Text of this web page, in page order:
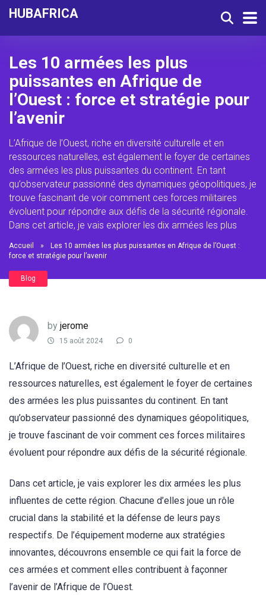
HUBAFRICA
Les 10 armées les plus
puissantes en Afrique de
l’Ouest : force et stratégie pour
l’avenir
L’Afrique de l’Ouest, riche en diversité culturelle et en
ressources naturelles, est également le foyer de certaines
des armées les plus puissantes du continent. En tant
qu’observateur passionné des dynamiques géopolitiques, je
trouve fascinant de voir comment ces forces militaires
évoluent pour répondre aux défis de la sécurité régionale.
Dans cet article, je vais explorer les dix armées les plus
Accueil »
Les 10 armées les plus puissantes en Afrique de l’Ouest :
force et stratégie pour l’avenir
Blog
by jerome
15 août 2024 0
L’Afrique de l’Ouest, riche en diversité culturelle et en
ressources naturelles, est également le foyer de certaines
des armées les plus puissantes du continent. En tant
qu’observateur passionné des dynamiques géopolitiques,
je trouve fascinant de voir comment ces forces militaires
évoluent pour répondre aux défis de la sécurité régionale.
Dans cet article, je vais explorer les dix armées les plus
influentes de cette région. Chacune d’elles joue un rôle
crucial dans la stabilité et la défense de leurs pays
respectifs. De l’équipement moderne aux stratégies
innovantes, découvrons ensemble ce qui fait la force de
ces armées et comment elles contribuent à façonner
l’avenir de l’Afrique de l’Ouest.